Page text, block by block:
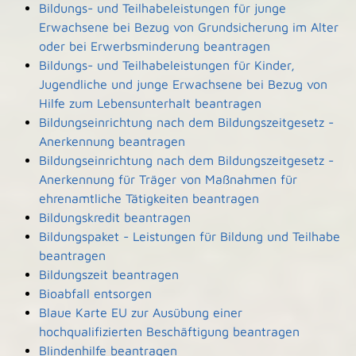
Bildungs- und Teilhabeleistungen für junge
Erwachsene bei Bezug von Grundsicherung im Alter
oder bei Erwerbsminderung beantragen
Bildungs- und Teilhabeleistungen für Kinder,
Jugendliche und junge Erwachsene bei Bezug von
Hilfe zum Lebensunterhalt beantragen
Bildungseinrichtung nach dem Bildungszeitgesetz -
Anerkennung beantragen
Bildungseinrichtung nach dem Bildungszeitgesetz -
Anerkennung für Träger von Maßnahmen für
ehrenamtliche Tätigkeiten beantragen
Bildungskredit beantragen
Bildungspaket - Leistungen für Bildung und Teilhabe
beantragen
Bildungszeit beantragen
Bioabfall entsorgen
Blaue Karte EU zur Ausübung einer
hochqualifizierten Beschäftigung beantragen
Blindenhilfe beantragen